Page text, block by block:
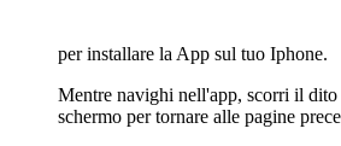
per installare la App sul tuo Iphone.
Mentre navighi nell'app, scorri il dito
schermo per tornare alle pagine